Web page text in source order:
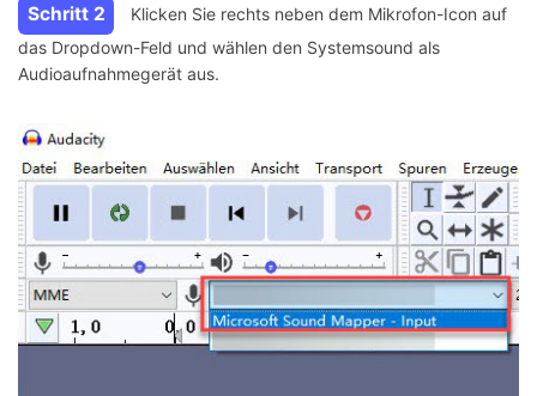
Schritt 2
Klicken Sie rechts neben dem Mikrofon-Icon auf
das Dropdown-Feld und wählen den Systemsound als
Audioaufnahmegerät aus.